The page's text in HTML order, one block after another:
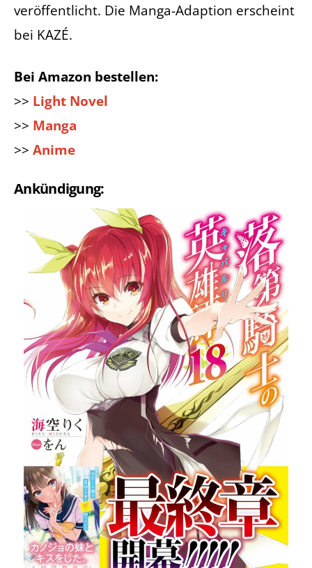
veröffentlicht. Die Manga-Adaption erscheint
bei KAZÉ.
Bei Amazon bestellen:
>> Light Novel
>> Manga
>> Anime
Ankündigung: